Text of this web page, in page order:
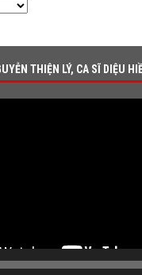
THIỆN LÝ, CA SĨ DIỆU